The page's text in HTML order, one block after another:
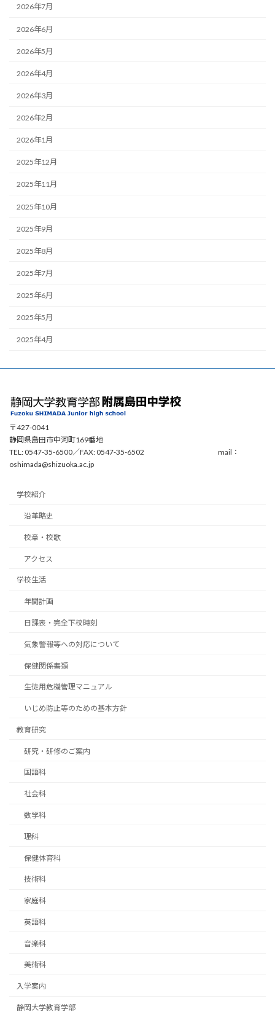
2026年7月
2026年6月
2026年5月
2026年4月
2026年3月
2026年2月
2026年1月
2025年12月
2025年11月
2025年10月
2025年9月
2025年8月
2025年7月
2025年6月
2025年5月
2025年4月
〒427-0041
静岡県島田市中河町169番地
TEL: 0547-35-6500／FAX: 0547-35-6502 mail：
oshimada@shizuoka.ac.jp
学校紹介
沿革略史
校章・校歌
アクセス
学校生活
年間計画
日課表・完全下校時刻
気象警報等への対応について
保健関係書類
生徒用危機管理マニュアル
いじめ防止等のための基本方針
教育研究
研究・研修のご案内
国語科
社会科
数学科
理科
保健体育科
技術科
家庭科
英語科
音楽科
美術科
入学案内
静岡大学教育学部